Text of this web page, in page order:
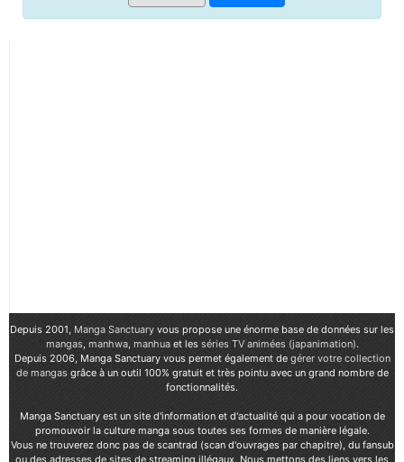
Depuis 2001, Manga Sanctuary vous propose une énorme base de données sur les
mangas, manhwa, manhuaet les séries TV animées (japanimation).
Depuis 2006, Manga Sanctuary vous permet également de gérer votre collection
de mangasgrâce à un outil 100% gratuit et très pointu avec un grand nombre de
fonctionnalités.
Manga Sanctuary est un site d'information et d'actualité qui a pour vocation de
promouvoir la culture manga sous toutes ses formes de manière légale.
Vous ne trouverez donc pas de scantrad (scan d'ouvrages par chapitre), du fansub
ou des adresses de sites de streaming illégaux. Nous mettons des liens vers les